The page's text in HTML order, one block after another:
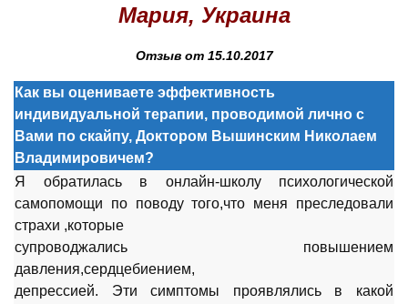
Мария, Украина
Отзыв от 15.10.2017
Как вы оцениваете эффективность
индивидуальной терапии, проводимой лично с
Вами по скайпу, Доктором Вышинским Николаем
Владимировичем?
Я обратилась в онлайн-школу психологической
самопомощи по поводу того,что меня преследовали
страхи ,которые
супроводжались повышением
давления,сердцебиением,
депрессией. Эти симптомы проявлялись в какой